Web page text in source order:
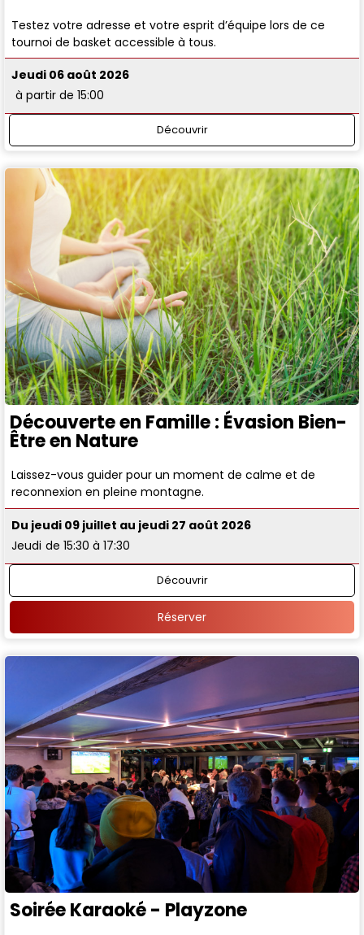
Testez votre adresse et votre esprit d’équipe lors de ce
tournoi de basket accessible à tous.
Jeudi 06 août 2026
à partir de 15:00
Découvrir
Découverte en Famille : Évasion Bien-
Être en Nature
Laissez-vous guider pour un moment de calme et de
reconnexion en pleine montagne.
Du jeudi 09 juillet au jeudi 27 août 2026
Jeudi de 15:30 à 17:30
Découvrir
Réserver
Soirée Karaoké - Playzone